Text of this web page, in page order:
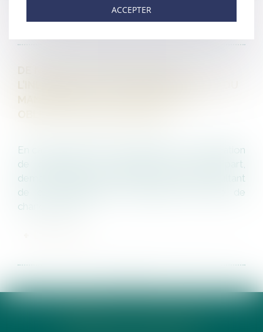
En cas de manquement du bailleur à son obligation
de délivrance, le locataire peut, d’une part,
demander l’indemnisation des dommages résultant
de ce manquement, notamment la perte de
chance d’expl...
ACCEPTER